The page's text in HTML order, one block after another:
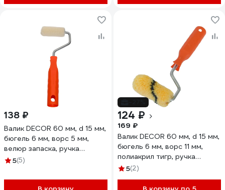
138 ₽
Валик DECOR 60 мм, d 15 мм,
бюгель 6 мм, ворс 5 мм,
велюр запаска, ручка
стандарт mini 556-4055
5(5)
124 ₽
169 ₽
Валик DECOR 60 мм, d 15 мм,
бюгель 6 мм, ворс 11 мм,
полиакрил тигр, ручка
стандарт mini 904-4060
5(2)